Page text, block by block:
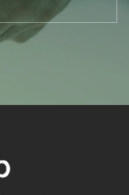
d’accés a la